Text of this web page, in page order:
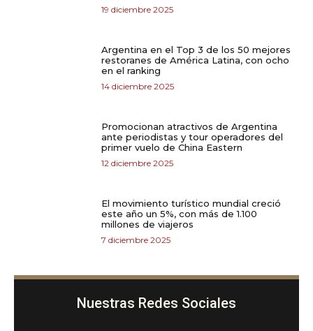
19 diciembre 2025
Argentina en el Top 3 de los 50 mejores
restoranes de América Latina, con ocho
en el ranking
14 diciembre 2025
Promocionan atractivos de Argentina
ante periodistas y tour operadores del
primer vuelo de China Eastern
12 diciembre 2025
El movimiento turístico mundial creció
este año un 5%, con más de 1.100
millones de viajeros
7 diciembre 2025
Nuestras Redes Sociales